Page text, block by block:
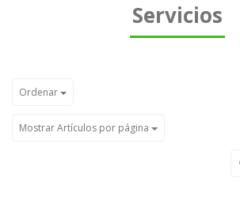
Servicios
Ordenar
Mostrar Artículos por página